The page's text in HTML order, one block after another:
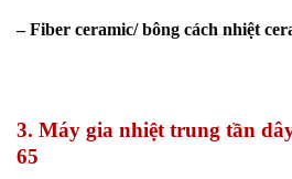
– Fiber ceramic/ bông cách nhiệt
3. Máy gia nhiệt trung tần
65